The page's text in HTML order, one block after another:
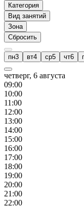
Категория
Вид занятий
Зона
Сбросить
пн3 вт4 ср5 чт6
четверг, 6 августа
09:00
10:00
11 :00
12:00
13:00
14:00
15:00
16:00
17:00
18:00
19:00
20:00
21 :00
22:00